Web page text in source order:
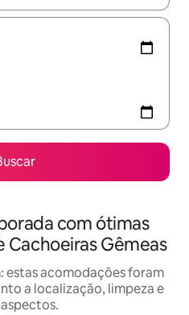
com ótimas
Cachoeiras Gêmeas
estas acomodações foram
a localização, limpeza e